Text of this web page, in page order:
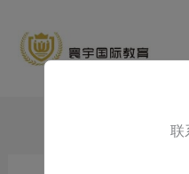
content
联